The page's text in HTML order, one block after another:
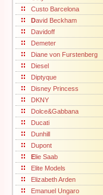
Custo Barcelona
David Beckham
Davidoff
Demeter
Diane von Furstenberg
Diesel
Diptyque
Disney Princess
DKNY
Dolce&Gabbana
Ducati
Dunhill
Dupont
Elie Saab
Elite Models
Elizabeth Arden
Emanuel Ungaro